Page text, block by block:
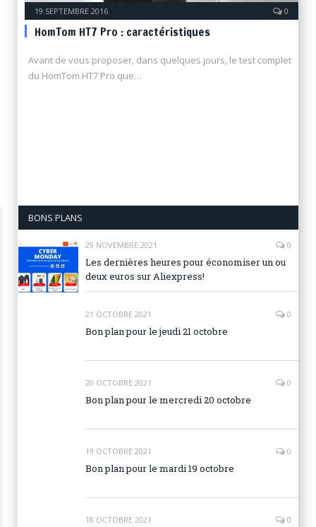
19 SEPTEMBRE 2016 0
HomTom HT7 Pro : caractéristiques
Avant de vous proposer, dans quelques jours, le test complet
du HomTom HT7 Pro que…
BONS PLANS
29 NOVEMBRE 2021 0
Les dernières heures pour économiser un ou
deux euros sur Aliexpress!
21 OCTOBRE 2021 0
Bon plan pour le jeudi 21 octobre
20 OCTOBRE 2021 0
Bon plan pour le mercredi 20 octobre
19 OCTOBRE 2021 0
Bon plan pour le mardi 19 octobre
18 OCTOBRE 2021 0